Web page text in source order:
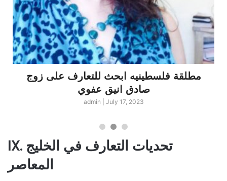
مطلقة فلسطينيه ابحث للتعارف على زوج
صادق انيق عفوي
admin July 17, 2023
IX. تحديات التعارف في الخليج
المعاصر